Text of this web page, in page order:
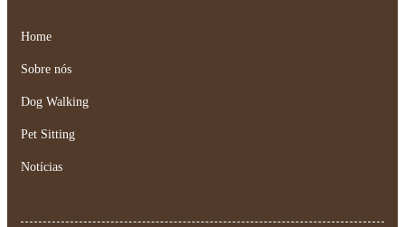
Home
Sobre nós
Dog Walking
Pet Sitting
Notícias